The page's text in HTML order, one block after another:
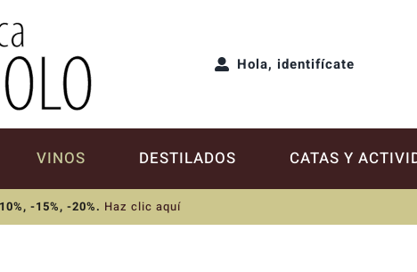
Hola, identifícate
VINOS DESTILADOS CATAS Y
-15%, -20%. Haz clic aquí